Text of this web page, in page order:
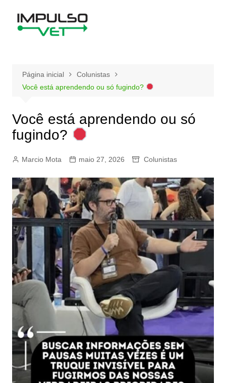
Página inicial
Colunistas
Você está aprendendo ou só fugindo?
Você está aprendendo ou só
fugindo?
Marcio Mota maio 27, 2026 Colunistas